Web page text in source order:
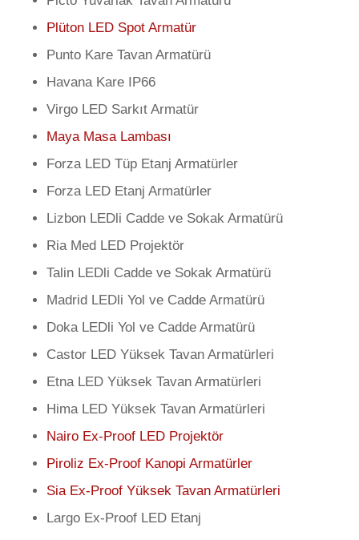
Plüton LED Spot Armatür
Punto Kare Tavan Armatürü
Havana Kare IP66
Virgo LED Sarkıt Armatür
Maya Masa Lambası
Forza LED Tüp Etanj Armatürler
Forza LED Etanj Armatürler
Lizbon LEDli Cadde ve Sokak Armatürü
Ria Med LED Projektör
Talin LEDli Cadde ve Sokak Armatürü
Madrid LEDli Yol ve Cadde Armatürü
Doka LEDli Yol ve Cadde Armatürü
Castor LED Yüksek Tavan Armatürleri
Etna LED Yüksek Tavan Armatürleri
Hima LED Yüksek Tavan Armatürleri
Nairo Ex-Proof LED Projektör
Piroliz Ex-Proof Kanopi Armatürler
Sia Ex-Proof Yüksek Tavan Armatürleri
Largo Ex-Proof LED Etanj